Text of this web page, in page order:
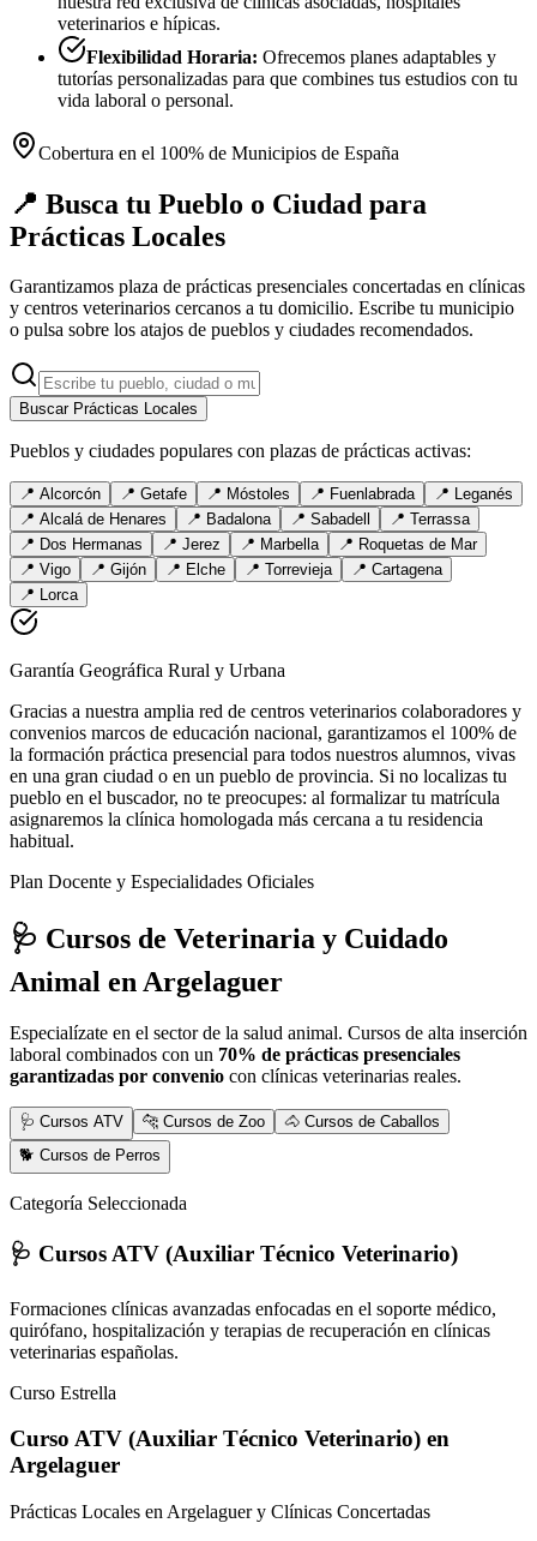
veterinarios e hípicas.
Flexibilidad Horaria: Ofrecemos planes adaptables y
tutorías personalizadas para que combines tus estudios con tu
vida laboral o personal.
Cobertura en el 100% de Municipios de España
📍 Busca tu Pueblo o Ciudad para
Prácticas Locales
Garantizamos plaza de prácticas presenciales concertadas en clínicas
y centros veterinarios cercanos a tu domicilio. Escribe tu municipio
o pulsa sobre los atajos de pueblos y ciudades recomendados.
Buscar Prácticas Locales
Pueblos y ciudades populares con plazas de prácticas activas:
📍 Alcorcón 📍 Getafe 📍 Móstoles 📍 Fuenlabrada 📍 Leganés
📍 Alcalá de Henares 📍 Badalona 📍 Sabadell 📍 Terrassa
📍 Dos Hermanas 📍 Jerez 📍 Marbella 📍 Roquetas de Mar
📍 Vigo 📍 Gijón 📍 Elche 📍 Torrevieja 📍 Cartagena
📍 Lorca
Garantía Geográfica Rural y Urbana
Gracias a nuestra amplia red de centros veterinarios colaboradores y
convenios marcos de educación nacional, garantizamos el 100% de
la formación práctica presencial para todos nuestros alumnos, vivas
en una gran ciudad o en un pueblo de provincia. Si no localizas tu
pueblo en el buscador, no te preocupes: al formalizar tu matrícula
asignaremos la clínica homologada más cercana a tu residencia
habitual.
Plan Docente y Especialidades Oficiales
🩺 Cursos de Veterinaria y Cuidado
Animal en Argelaguer
Especialízate en el sector de la salud animal. Cursos de alta inserción
laboral combinados con un 70% de prácticas presenciales
garantizadas por convenio con clínicas veterinarias reales.
🩺 Cursos ATV 🐆 Cursos de Zoo
🐴 Cursos de Caballos
🐕 Cursos de Perros
Categoría Seleccionada
🩺 Cursos ATV (Auxiliar Técnico Veterinario)
Formaciones clínicas avanzadas enfocadas en el soporte médico,
quirófano, hospitalización y terapias de recuperación en clínicas
veterinarias españolas.
Curso Estrella
Curso ATV (Auxiliar Técnico Veterinario) en
Argelaguer
Prácticas Locales en Argelaguer y Clínicas Concertadas